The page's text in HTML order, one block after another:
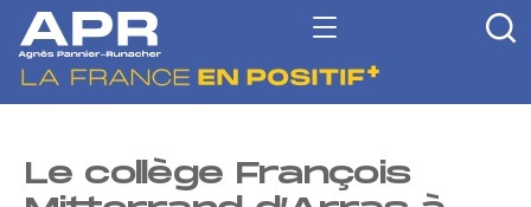
Le collège François